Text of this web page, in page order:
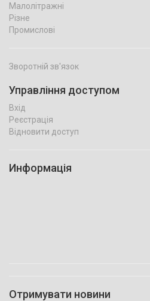
Малолітражні
Різне
Промислові
Зворотній зв'язок
Управління доступом
Вхід
Реєстрація
Відновити доступ
Информація
Отримувати новини